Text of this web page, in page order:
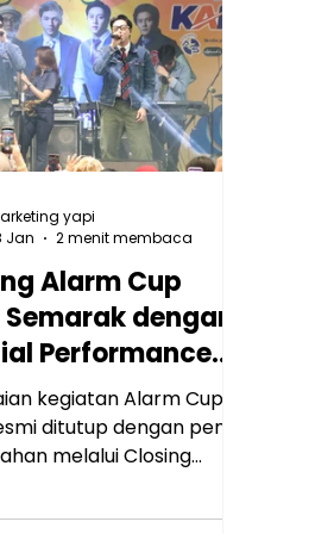
Sumatif Akhir Sekolah
dengan penuh khidmat
integrasi
Alarm Cup
dengan
Performance
& Nuno
kegiatan Alarm Cup
ditutup dengan penuh
melalui Closing
Special
yapi
Jan
2 menit membaca